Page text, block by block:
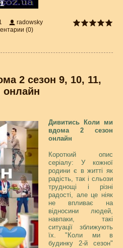
radowsky
(0)
2 сезон 9, 10, 11,
онлайн
Дивитись Коли ми
вдома 2 сезон
онлайн
Короткий опис
серіалу: У кожної
родини є в житті як
радість, так і сльози
труднощі і різні
радості, але це ніяк
не впливає на
відносини людей,
навпаки, такі
ситуації зближують
їх. "Коли ми в
будинку 2-й сезон"